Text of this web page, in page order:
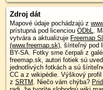
Zdroj dát
Mapové údaje pochádzajú z
prístupná pod licenciou ODbL.
vytvára a aktualizuje Freemap
(www.freemap.sk), šíriteľný pod
BY-SA. Fotky sme čerpali z
freemap.sk, autori fotiek sú
jednotlivých fotkách a sú
CC a z wikipédie. Výškový
z SRTM . Niečo vám chýba?